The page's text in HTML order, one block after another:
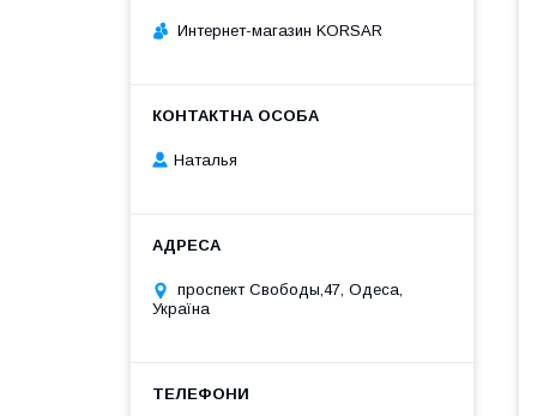
Интернет-магазин KORSAR
Наталья
проспект Свободы,47, Одеса,
Україна